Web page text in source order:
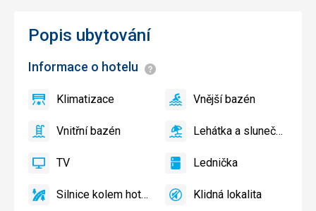
Popis ubytování
Informace o hotelu Informace
Klimatizace
Klimatizace
ano
VnějšíVnější bazén
ano
VnitřníVnitřní bazén
ano
Lehátka
slunečníky
bazénu
Lehátka a slunečníky u bazénu zdarma
ano
TV TV
ano LedničkaLednička
ano
Silnice
Silnice kolem hotelu
ano
KlidnáKlidná lokalita
ano